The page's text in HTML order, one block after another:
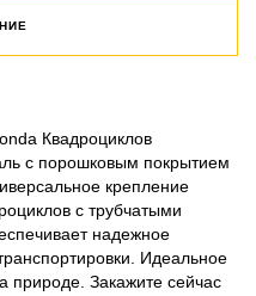
Квадроциклов
с порошковым покрытием
крепление
с трубчатыми
надежное
Идеальное
природе. Закажите сейчас